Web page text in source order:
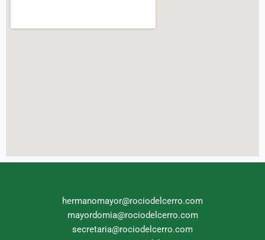
hermanomayor@rociodelcerro.com
mayordomia@rociodelcerro.com
secretaria@rociodelcerro.com